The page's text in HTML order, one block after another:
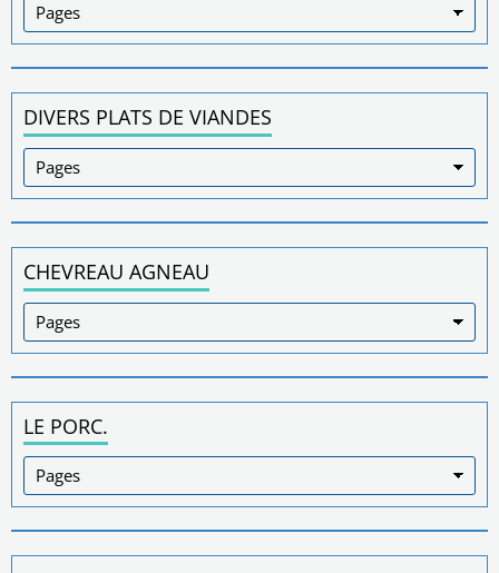
DIVERS PLATS DE VIANDES
CHEVREAU AGNEAU
LE PORC.